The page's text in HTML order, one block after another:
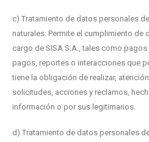
c) Tratamiento de datos personales
naturales: Permite el cumplimiento de
cargo de SISA S.A., tales como
pagos, reportes o interacciones que
tiene la obligación de realizar,
solicitudes, acciones y reclamos,
información o por sus legitimarios.
d) Tratamiento de datos personales